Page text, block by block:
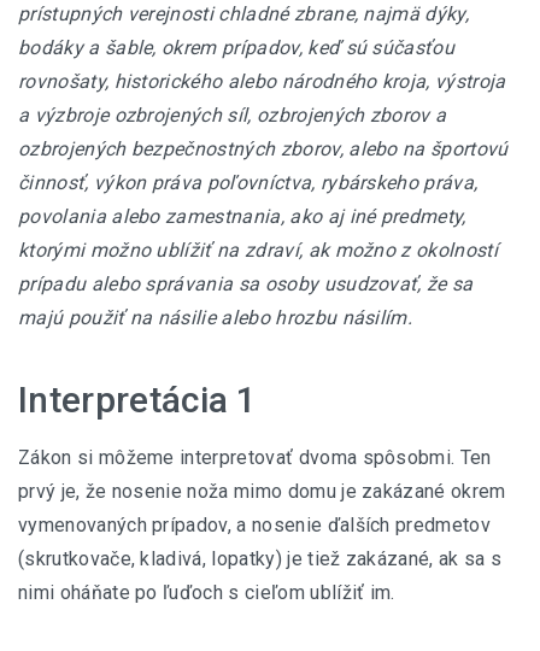
prístupných verejnosti chladné zbrane, najmä dýky,
bodáky a šable, okrem prípadov, keď sú súčasťou
rovnošaty, historického alebo národného kroja, výstroja
a výzbroje ozbrojených síl, ozbrojených zborov a
ozbrojených bezpečnostných zborov, alebo na športovú
činnosť, výkon práva poľovníctva, rybárskeho práva,
povolania alebo zamestnania, ako aj iné predmety,
ktorými možno ublížiť na zdraví, ak možno z okolností
prípadu alebo správania sa osoby usudzovať, že sa
majú použiť na násilie alebo hrozbu násilím.
Interpretácia 1
Zákon si môžeme interpretovať dvoma spôsobmi. Ten
prvý je, že nosenie noža mimo domu je zakázané okrem
vymenovaných prípadov, a nosenie ďalších predmetov
(skrutkovače, kladivá, lopatky) je tiež zakázané, ak sa s
nimi oháňate po ľuďoch s cieľom ublížiť im.